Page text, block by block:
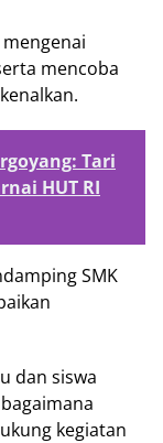
mencoba
Tari
HUT RI
SMK
dan siswa
kegiatan